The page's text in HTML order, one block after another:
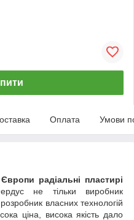
Оплата Умови
радіальні пластирі
не тільки виробник
власних технологій
ціна, висока якість дало